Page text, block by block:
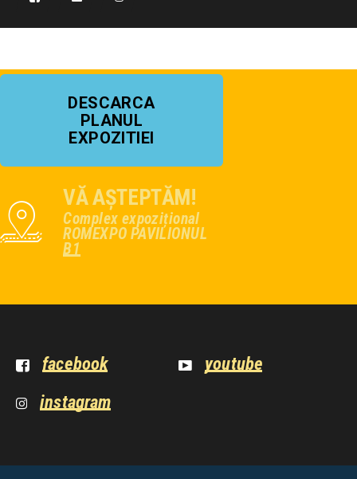
DESCARCA
PLANUL
EXPOZITIEI
VĂ AȘTEPTĂM!
Complex expozițional
ROMEXPO PAVILIONUL
B1
facebook
youtube
instagram